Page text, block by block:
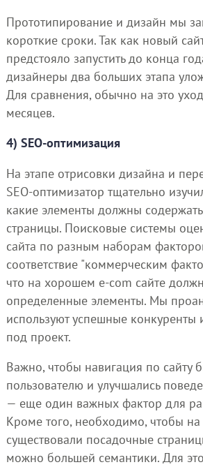
Прототипирование и дизайн мы
короткие сроки. Так как новый
предстояло запустить до конца
дизайнеры два больших этапа
Для сравнения, обычно на это
месяцев.
4) SEO-оптимизация
На этапе отрисовки дизайна и
SEO-оптимизатор тщательно
какие элементы должны
страницы. Поисковые системы
сайта по разным наборам
соответствие "коммерческим
что на хорошем e-com сайте
определенные элементы. Мы
используют успешные конкуренты
под проект.
Важно, чтобы навигация по сайту
пользователю и улучшались
— еще один важных фактор для
Кроме того, необходимо, чтобы на
существовали посадочные
можно большей семантики. Для